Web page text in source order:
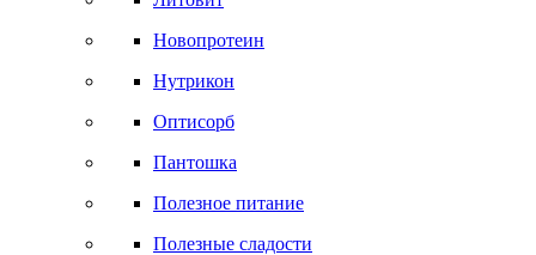
Новопротеин
Нутрикон
Оптисорб
Пантошка
Полезное питание
Полезные сладости